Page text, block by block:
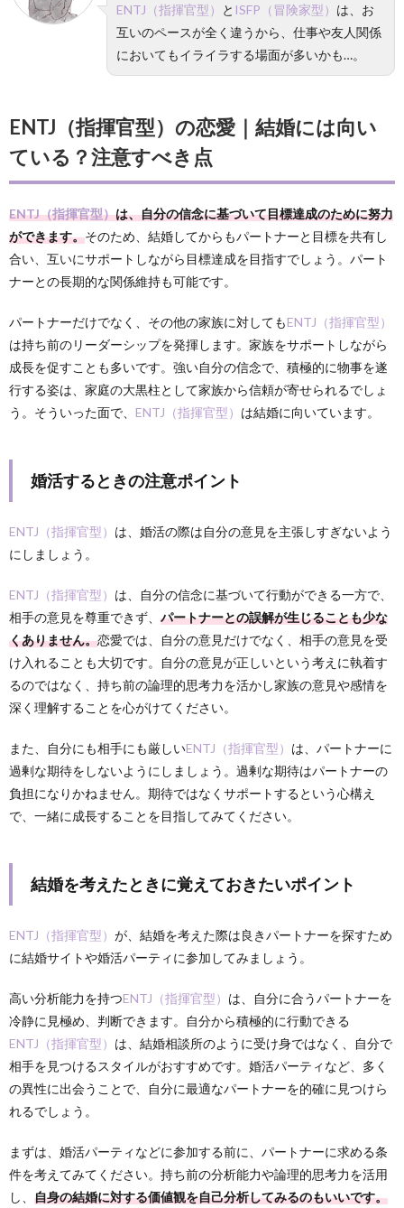
ENTJ（指揮官型） と ISFP（冒険家型） は、お
互いのペースが全く違うから、仕事や友人関係
においてもイライラする場面が多いかも…。
ENTJ（指揮官型）の恋愛｜結婚には向い
ている？注意すべき点
ENTJ（指揮官型）は、自分の信念に基づいて目標達成のために努力
ができます。そのため、結婚してからもパートナーと目標を共有し
合い、互いにサポートしながら目標達成を目指すでしょう。パート
ナーとの長期的な関係維持も可能です。
パートナーだけでなく、その他の家族に対してもENTJ（指揮官型）
は持ち前のリーダーシップを発揮します。家族をサポートしながら
成長を促すことも多いです。強い自分の信念で、積極的に物事を遂
行する姿は、家庭の大黒柱として家族から信頼が寄せられるでしょ
う。そういった面で、 ENTJ（指揮官型） は結婚に向いています。
婚活するときの注意ポイント
ENTJ（指揮官型） は、婚活の際は自分の意見を主張しすぎないよう
にしましょう。
ENTJ（指揮官型） は、自分の信念に基づいて行動ができる一方で、
相手の意見を尊重できず、 パートナーとの誤解が生じることも少な
くありません。恋愛では、自分の意見だけでなく、相手の意見を受
け入れることも大切です。自分の意見が正しいという考えに執着す
るのではなく、持ち前の論理的思考力を活かし家族の意見や感情を
深く理解することを心がけてください。
また、自分にも相手にも厳しいENTJ（指揮官型） は、パートナーに
過剰な期待をしないようにしましょう。過剰な期待はパートナーの
負担になりかねません。期待ではなくサポートするという心構え
で、一緒に成長することを目指してみてください。
結婚を考えたときに覚えておきたいポイント
ENTJ（指揮官型） が、結婚を考えた際は良きパートナーを探すため
に結婚サイトや婚活パーティに参加してみましょう。
高い分析能力を持つENTJ（指揮官型） は、自分に合うパートナーを
冷静に見極め、判断できます。自分から積極的に行動できる
ENTJ（指揮官型） は、結婚相談所のように受け身ではなく、自分で
相手を見つけるスタイルがおすすめです。婚活パーティなど、多く
の異性に出会うことで、自分に最適なパートナーを的確に見つけら
れるでしょう。
まずは、婚活パーティなどに参加する前に、パートナーに求める条
件を考えてみてください。持ち前の分析能力や論理的思考力を活用
し、 自身の結婚に対する価値観を自己分析してみるのもいいです。